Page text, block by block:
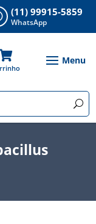
(11) 99915-5859
WhatsApp
